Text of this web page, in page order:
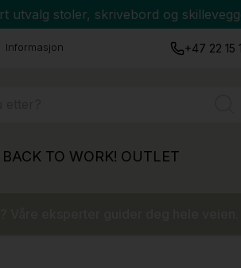
utvalg stoler, skrivebord og
Informasjon +47 22 15
BACK TO WORK! OUTLET